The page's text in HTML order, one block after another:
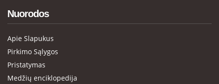
Nuorodos
Apie Slapukus
Pirkimo Sąlygos
Pristatymas
Medžių enciklopedija